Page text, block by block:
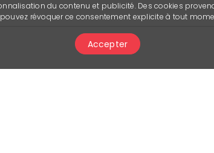
du contenu et publicité. Des cookies
révoquer ce consentement explicite à tout
Accepter